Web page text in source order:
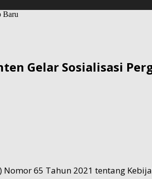
Baru
Gelar Sosialisasi
65 Tahun 2021 tentang